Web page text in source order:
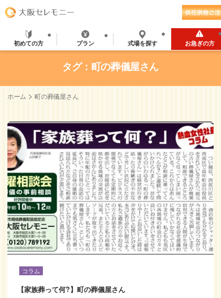
初めての方 プラン 式場を探す お急ぎの方
タグ：町の葬儀屋さん
ホーム >町の葬儀屋さん
コラム
【家族葬って何?】町の葬儀屋さん